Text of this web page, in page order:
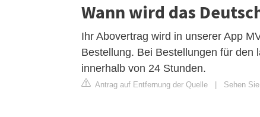
Wann wird das
Ihr Abovertrag wird in unserer App
Bestellung. Bei Bestellungen für den
innerhalb von 24 Stunden.
Antrag auf Entfernung der Quelle Sehen